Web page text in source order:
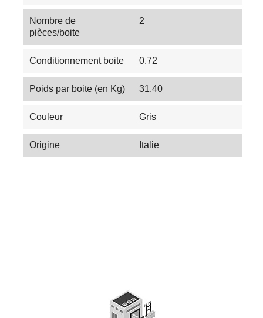
Nombre de
pièces/boite
2
Conditionnement boite 0.72
Poids par boite (en Kg) 31.40
Couleur Gris
Origine Italie